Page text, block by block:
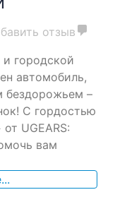
отзыв
и городской
автомобиль,
бездорожьем –
С гордостью
UGEARS:
вам